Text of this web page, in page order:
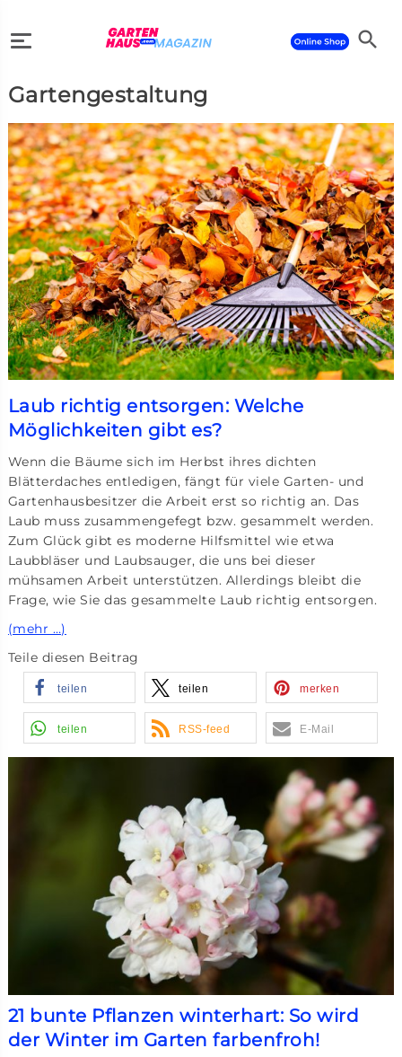
search
Gartengestaltung
Laub richtig entsorgen: Welche
Möglichkeiten gibt es?
Wenn die Bäume sich im Herbst ihres dichten
Blätterdaches entledigen, fängt für viele Garten- und
Gartenhausbesitzer die Arbeit erst so richtig an. Das
Laub muss zusammengefegt bzw. gesammelt werden.
Zum Glück gibt es moderne Hilfsmittel wie etwa
Laubbläser und Laubsauger, die uns bei dieser
mühsamen Arbeit unterstützen. Allerdings bleibt die
Frage, wie Sie das gesammelte Laub richtig entsorgen.
(mehr …)
Teile diesen Beitrag
teilen teilen merken
teilen RSS-feed E-Mail
21 bunte Pflanzen winterhart: So wird
der Winter im Garten farbenfroh!